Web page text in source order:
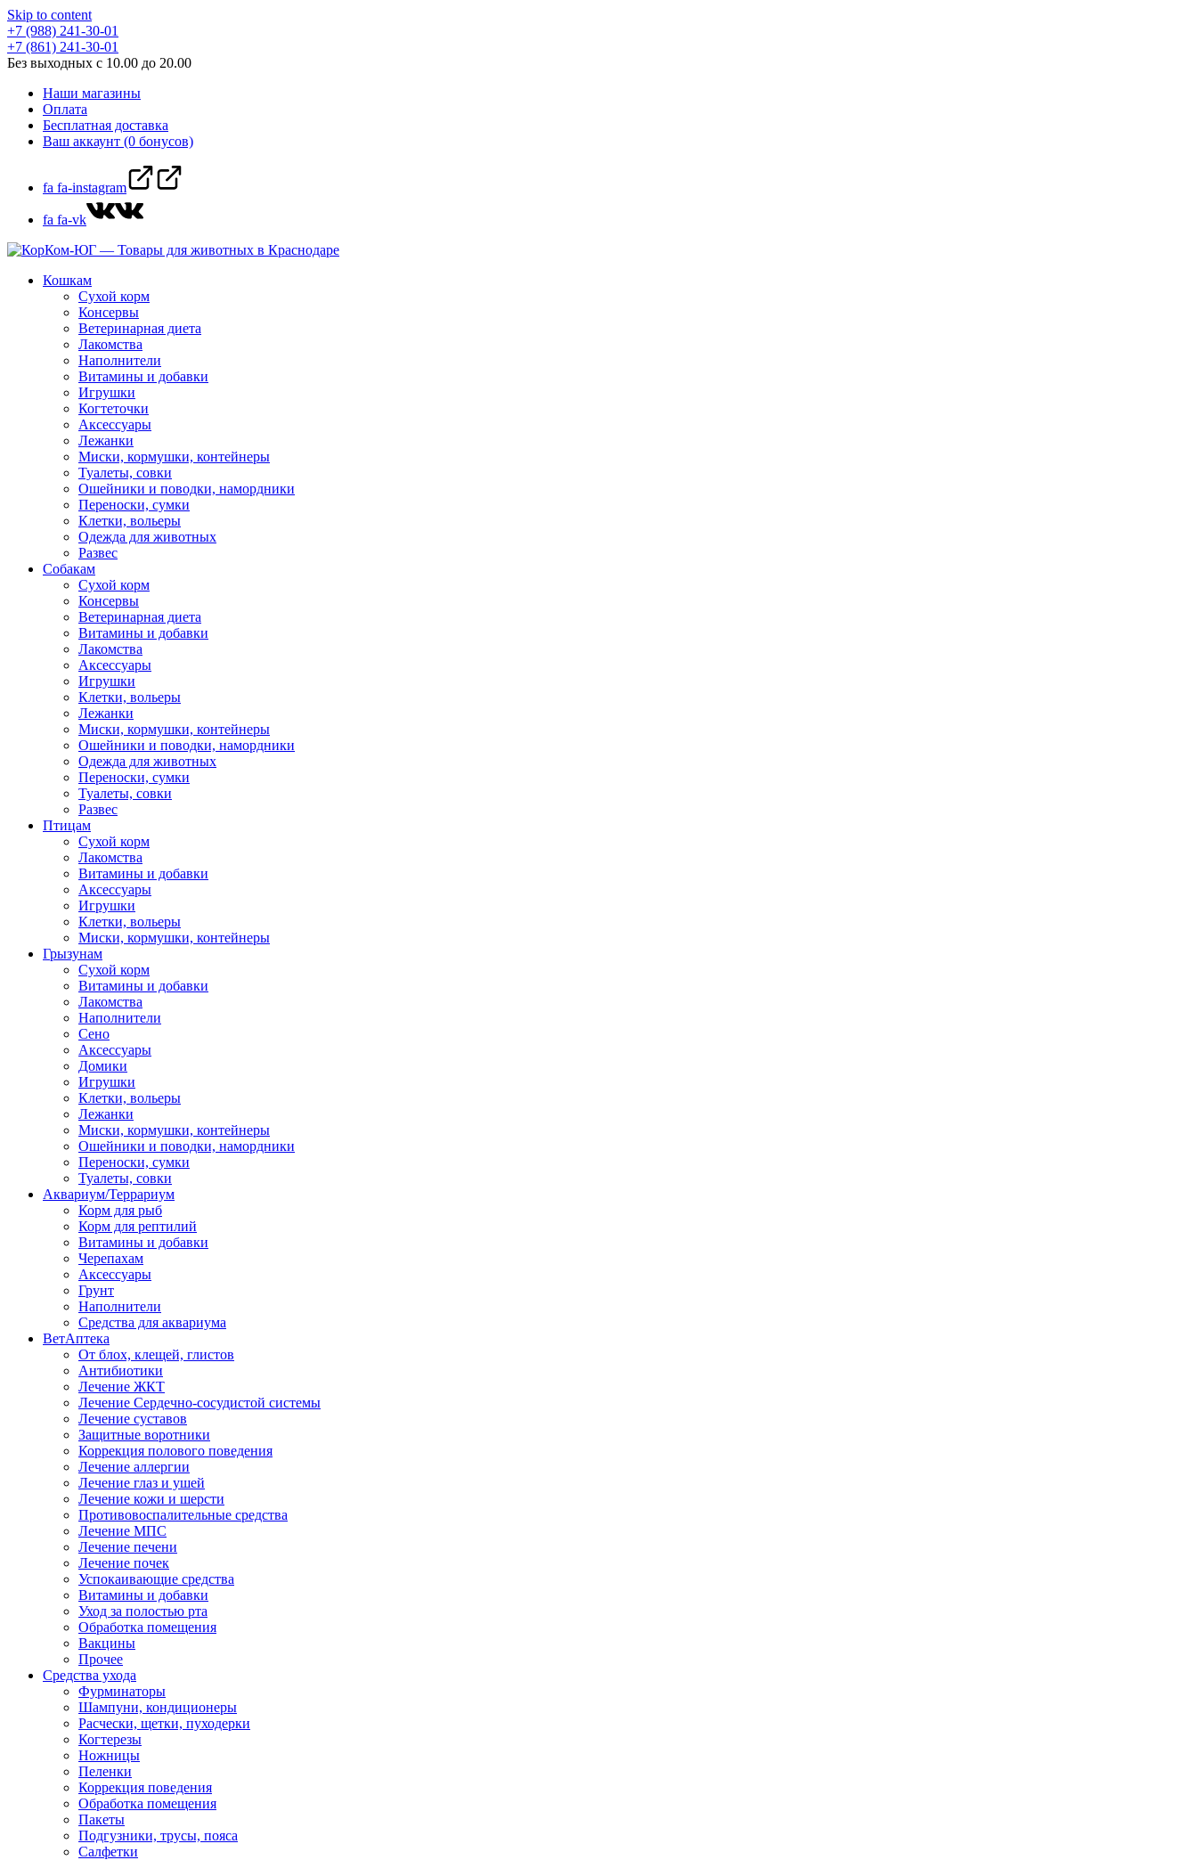
Skip to content
+7 (988) 241-30-01
+7 (861) 241-30-01
Без выходных с 10.00 до 20.00
Наши магазины
Оплата
Бесплатная доставка
Ваш аккаунт (0 бонусов)
fa fa-instagram
fa fa-vk
Кошкам
Сухой корм
Консервы
Ветеринарная диета
Лакомства
Наполнители
Витамины и добавки
Игрушки
Когтеточки
Аксессуары
Лежанки
Миски, кормушки, контейнеры
Туалеты, совки
Ошейники и поводки, намордники
Переноски, сумки
Клетки, вольеры
Одежда для животных
Развес
Собакам
Сухой корм
Консервы
Ветеринарная диета
Витамины и добавки
Лакомства
Аксессуары
Игрушки
Клетки, вольеры
Лежанки
Миски, кормушки, контейнеры
Ошейники и поводки, намордники
Одежда для животных
Переноски, сумки
Туалеты, совки
Развес
Птицам
Сухой корм
Лакомства
Витамины и добавки
Аксессуары
Игрушки
Клетки, вольеры
Миски, кормушки, контейнеры
Грызунам
Сухой корм
Витамины и добавки
Лакомства
Наполнители
Сено
Аксессуары
Домики
Игрушки
Клетки, вольеры
Лежанки
Миски, кормушки, контейнеры
Ошейники и поводки, намордники
Переноски, сумки
Туалеты, совки
Аквариум/Террариум
Корм для рыб
Корм для рептилий
Витамины и добавки
Черепахам
Аксессуары
Грунт
Наполнители
Средства для аквариума
ВетАптека
От блох, клещей, глистов
Антибиотики
Лечение ЖКТ
Лечение Сердечно-сосудистой системы
Лечение суставов
Защитные воротники
Коррекция полового поведения
Лечение аллергии
Лечение глаз и ушей
Лечение кожи и шерсти
Противовоспалительные средства
Лечение МПС
Лечение печени
Лечение почек
Успокаивающие средства
Витамины и добавки
Уход за полостью рта
Обработка помещения
Вакцины
Прочее
Средства ухода
Фурминаторы
Шампуни, кондиционеры
Расчески, щетки, пуходерки
Когтерезы
Ножницы
Пеленки
Коррекция поведения
Обработка помещения
Пакеты
Подгузники, трусы, пояса
Салфетки